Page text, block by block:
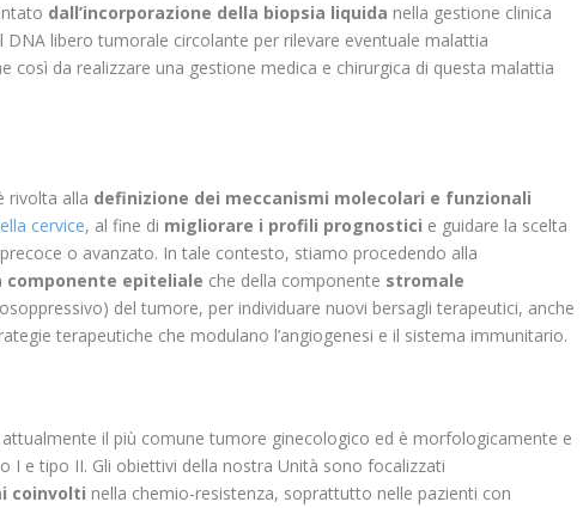
dall’incorporazione della biopsia liquida nella gestione clinica
DNA libero tumorale circolante per rilevare eventuale malattia
così da realizzare una gestione medica e chirurgica di questa malattia
rivolta alla definizione dei meccanismi molecolari e funzionali
cervice, al fine di migliorare i profili prognostici e guidare la scelta
o avanzato. In tale contesto, stiamo procedendo alla
componente epiteliale che della componente stromale
del tumore, per individuare nuovi bersagli terapeutici, anche
terapeutiche che modulano l’angiogenesi e il sistema immunitario.
il più comune tumore ginecologico ed è morfologicamente e
I e tipo II. Gli obiettivi della nostra Unità sono focalizzati
coinvolti nella chemio-resistenza, soprattutto nelle pazienti con